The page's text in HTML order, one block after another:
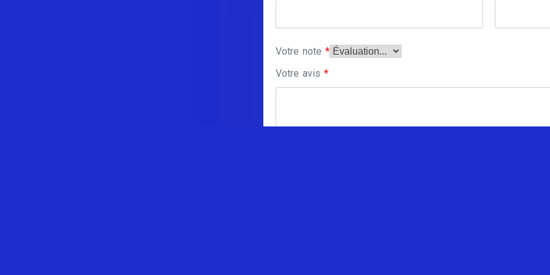
Votre note *
Votre avis *